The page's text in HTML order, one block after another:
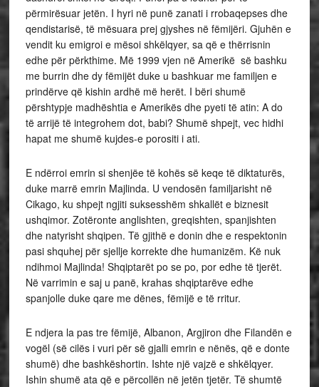
përmirësuar jetën. I hyri në punë zanati i rrobaqepses dhe
qendistarisë, të mësuara prej gjyshes në fëmijëri. Gjuhën e
vendit ku emigroi e mësoi shkëlqyer, sa që e thërrisnin
edhe për përkthime. Më 1999 vjen në Amerikë së bashku
me burrin dhe dy fëmijët duke u bashkuar me familjen e
prindërve që kishin ardhë më herët. I bëri shumë
përshtypje madhështia e Amerikës dhe pyeti të atin: A do
të arrijë të integrohem dot, babi? Shumë shpejt, vec hidhi
hapat me shumë kujdes-e porositi i ati.
E ndërroi emrin si shenjëe të kohës së keqe të diktaturës,
duke marrë emrin Majlinda. U vendosën familjarisht në
Cikago, ku shpejt ngjiti suksesshëm shkallët e biznesit
ushqimor. Zotëronte anglishten, greqishten, spanjishten
dhe natyrisht shqipen. Të gjithë e donin dhe e respektonin
pasi shquhej për sjellje korrekte dhe humanizëm. Kë nuk
ndihmoi Majlinda! Shqiptarët po se po, por edhe të tjerët.
Në varrimin e saj u panë, krahas shqiptarëve edhe
spanjolle duke qare me dënes, fëmijë e të rritur.
E ndjera la pas tre fëmijë, Albanon, Argjiron dhe Filandën e
vogël (së cilës i vuri për së gjalli emrin e nënës, që e donte
shumë) dhe bashkëshortin. Ishte një vajzë e shkëlqyer.
Ishin shumë ata që e përcollën në jetën tjetër. Të shumtë